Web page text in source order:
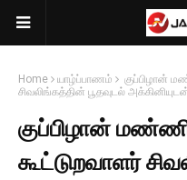
Home யாழ்ப்பாணம்
குப்பிழான்
சிவலிங்கத்தின் பூதவுடல்
குப்பிழான்
கூட்டுறவாளர்